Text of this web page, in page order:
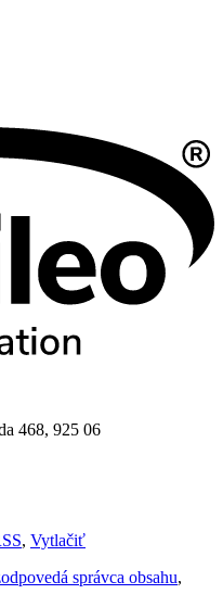
468, 925 06
, Vytlačiť
správca obsahu,